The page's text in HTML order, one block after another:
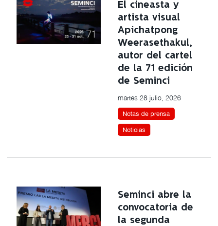
El cineasta y
artista visual
Apichatpong
Weerasethakul,
autor del cartel
de la 71 edición
de Seminci
martes 28 julio, 2026
Notas de prensa
Noticias
Seminci abre la
convocatoria de
la segunda